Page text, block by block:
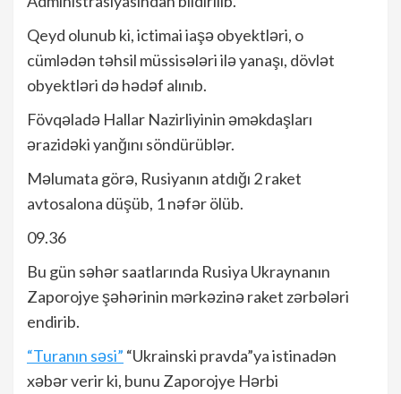
Qeyd olunub ki, ictimai iaşə obyektləri, o
cümlədən təhsil müssisələri ilə yanaşı, dövlət
obyektləri də hədəf alınıb.
Fövqəladə Hallar Nazirliyinin əməkdaşları
ərazidəki yanğını söndürüblər.
Məlumata görə, Rusiyanın atdığı 2 raket
avtosalona düşüb, 1 nəfər ölüb.
09.36
Bu gün səhər saatlarında Rusiya Ukraynanın
Zaporojye şəhərinin mərkəzinə raket zərbələri
endirib.
“Turanın səsi” “Ukrainski pravda”ya istinadən
xəbər verir ki, bunu Zaporojye Hərbi